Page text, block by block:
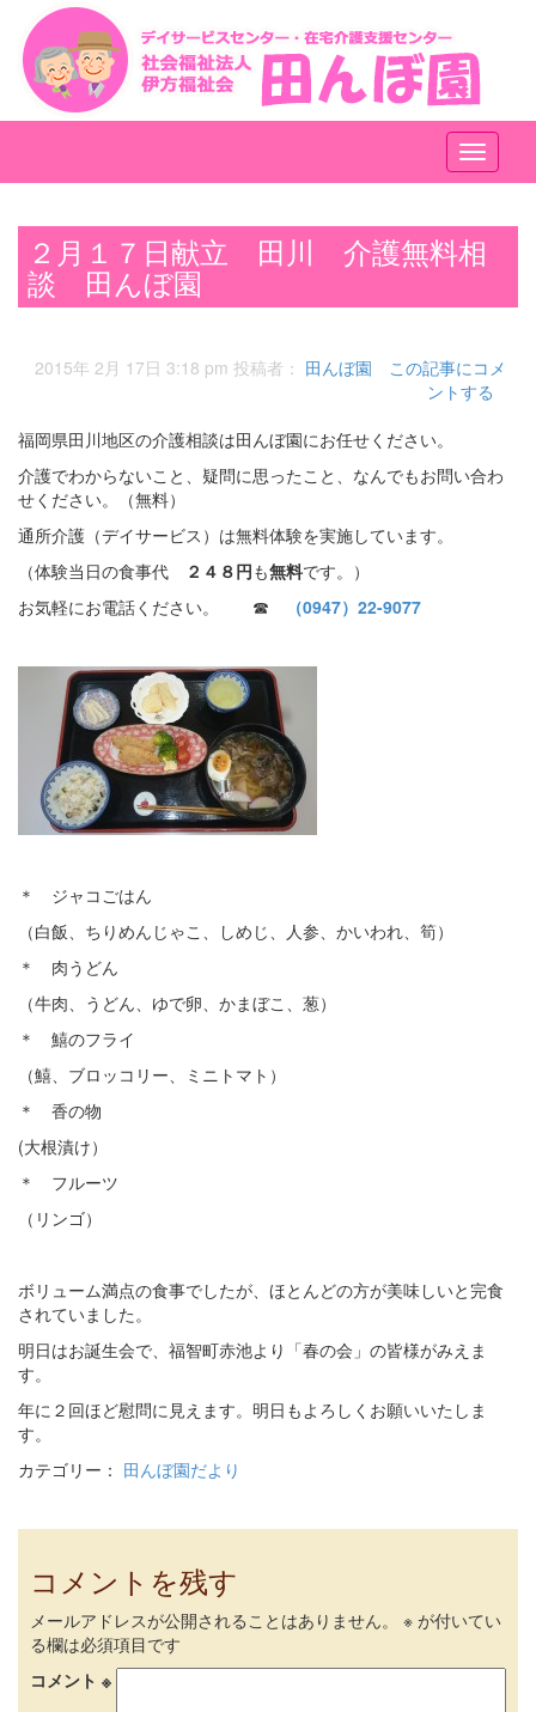
メ
ニ
ー
２月１７日献立 田川 介護無料相
談 田んぼ園
2015年 2月 17日 3:18 pm 投稿者： 田んぼ園
この記事にコメ
ントする
福岡県田川地区の介護相談は田んぼ園にお任せください。
介護でわからないこと、疑問に思ったこと、なんでもお問い合わ
せください。（無料）
通所介護（デイサービス）は無料体験を実施しています。
（体験当日の食事代
２４８円も無料です。）
お気軽にお電話ください。 ☎
（0947）22-9077
＊ ジャコごはん
（白飯、ちりめんじゃこ、しめじ、人参、かいわれ、筍）
＊ 肉うどん
（牛肉、うどん、ゆで卵、かまぼこ、葱）
＊ 鱚のフライ
（鱚、ブロッコリー、ミニトマト）
＊ 香の物
(大根漬け）
＊ フルーツ
（リンゴ）
ボリューム満点の食事でしたが、ほとんどの方が美味しいと完食
されていました。
明日はお誕生会で、福智町赤池より「春の会」の皆様がみえま
す。
年に２回ほど慰問に見えます。明日もよろしくお願いいたしま
す。
カテゴリー： 田んぼ園だより
コメントを残す
メールアドレスが公開されることはありません。 ※ が付いてい
る欄は必須項目です
コメント ※